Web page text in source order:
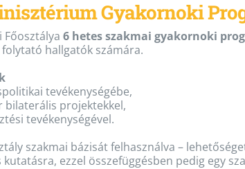
Gyakornoki
Főosztálya 6 hetes szakmai gyakornoki
hallgatók számára.
tevékenységébe,
bilaterális projektekkel,
tevékenységével.
szakmai bázisát felhasználva –
ezzel összefüggésben pedig egy